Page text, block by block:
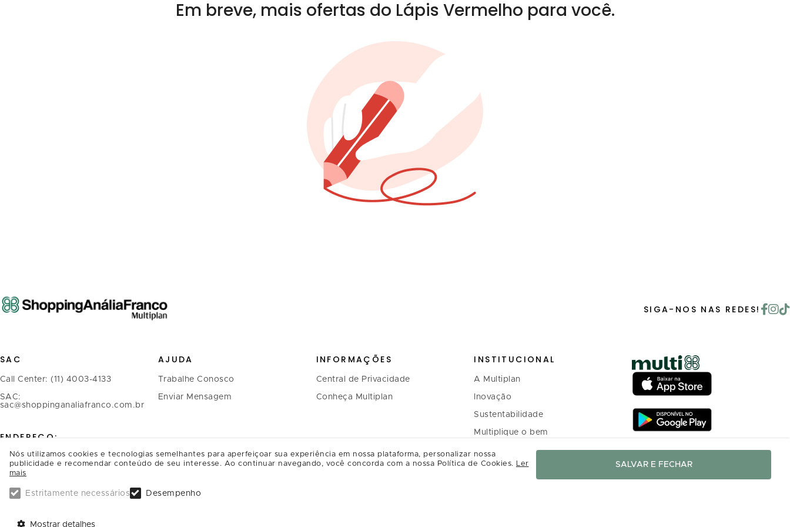
Em breve, mais ofertas do Lápis Vermelho para você.
SIGA-NOS NAS REDES!
SAC
Call Center: (11) 4003-4133
SAC:
sac@shoppinganaliafranco.com.br
ENDEREÇO:
Avenida Regente Feijó, 1.739 -
Tatuapé
CEP.: 03342-900, São Paulo/SP
SAIBA COMO CHEGAR
AJUDA
Trabalhe Conosco
Enviar Mensagem
INFORMAÇÕES
Central de Privacidade
Conheça Multiplan
INSTITUCIONAL
A Multiplan
Inovação
Sustentabilidade
Multiplique o bem
Relação com investidores
Nós utilizamos cookies e tecnologias semelhantes para aperfeiçoar sua experiência em nossa plataforma, personalizar nossa
publicidade e recomendar conteúdo de seu interesse. Ao continuar navegando, você concorda com a nossa Política de Cookies. Ler
mais
Estritamente necessários Desempenho
Mostrar detalhes
SALVAR E FECHAR